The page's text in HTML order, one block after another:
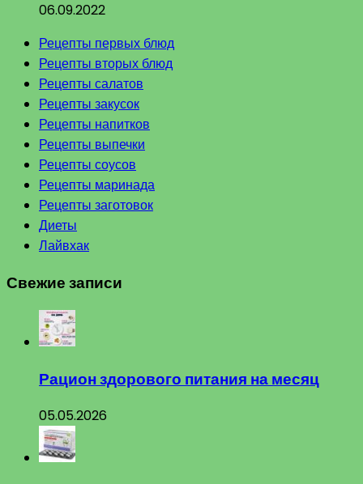
06.09.2022
Рецепты первых блюд
Рецепты вторых блюд
Рецепты салатов
Рецепты закусок
Рецепты напитков
Рецепты выпечки
Рецепты соусов
Рецепты маринада
Рецепты заготовок
Диеты
Лайвхак
Свежие записи
Рацион здорового питания на месяц
05.05.2026